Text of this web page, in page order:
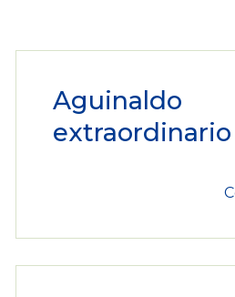
Aguinaldo
extraordinario